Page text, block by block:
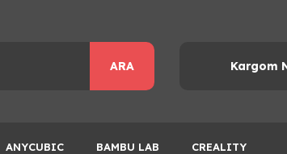
ARA Kargom
ANYCUBIC BAMBU LAB CREALITY